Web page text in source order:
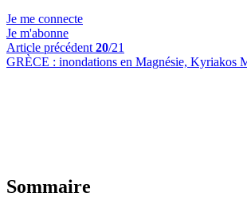
Je me connecte
Je m'abonne
Article précédent 20/21
GRÈCE : inondations en Magnésie, Kyriakos
Sommaire